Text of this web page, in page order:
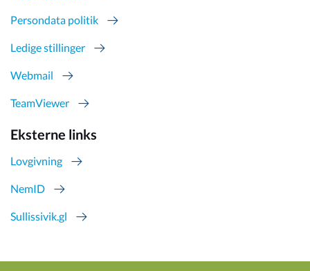
Persondata politik
Ledige stillinger
Webmail
TeamViewer
Eksterne links
Lovgivning
NemID
Sullissivik.gl